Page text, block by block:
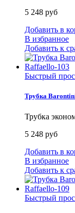
5 248 руб
Добавить в
В избранное
Добавить к
Быстрый
Трубка
Трубка
5 248 руб
Добавить в
В избранное
Добавить к
Быстрый